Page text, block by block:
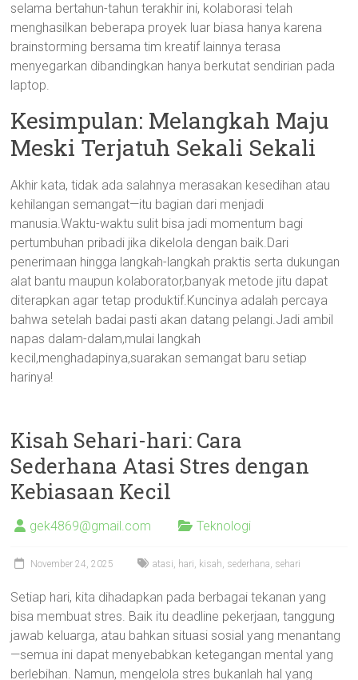
selama bertahun-tahun terakhir ini, kolaborasi telah
menghasilkan beberapa proyek luar biasa hanya karena
brainstorming bersama tim kreatif lainnya terasa
menyegarkan dibandingkan hanya berkutat sendirian pada
laptop.
Kesimpulan: Melangkah Maju
Meski Terjatuh Sekali Sekali
Akhir kata, tidak ada salahnya merasakan kesedihan atau
kehilangan semangat—itu bagian dari menjadi
manusia.Waktu-waktu sulit bisa jadi momentum bagi
pertumbuhan pribadi jika dikelola dengan baik.Dari
penerimaan hingga langkah-langkah praktis serta dukungan
alat bantu maupun kolaborator,banyak metode jitu dapat
diterapkan agar tetap produktif.Kuncinya adalah percaya
bahwa setelah badai pasti akan datang pelangi.Jadi ambil
napas dalam-dalam,mulai langkah
kecil,menghadapinya,suarakan semangat baru setiap
harinya!
Kisah Sehari-hari: Cara
Sederhana Atasi Stres dengan
Kebiasaan Kecil
gek4869@gmail.com Teknologi
November 24, 2025 atasi, hari, kisah, sederhana, sehari
Setiap hari, kita dihadapkan pada berbagai tekanan yang
bisa membuat stres. Baik itu deadline pekerjaan, tanggung
jawab keluarga, atau bahkan situasi sosial yang menantang
—semua ini dapat menyebabkan ketegangan mental yang
berlebihan. Namun, mengelola stres bukanlah hal yang